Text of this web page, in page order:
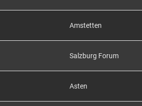
Amstetten
Salzburg Forum
Asten